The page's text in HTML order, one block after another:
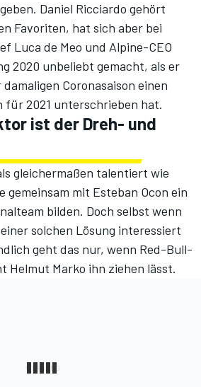
Daniel Ricciardo gehört
Favoriten, hat sich aber bei
Luca de Meo und Alpine-CEO
2020 unbeliebt gemacht, als er
Coronasaison einen
für 2021 unterschrieben hat.
ist der Dreh- und
gleichermaßen talentiert wie
mit Esteban Ocon ein
bilden. Doch selbst wenn
solchen Lösung interessiert
geht das nur, wenn Red-Bull-
Helmut Marko ihn ziehen lässt.